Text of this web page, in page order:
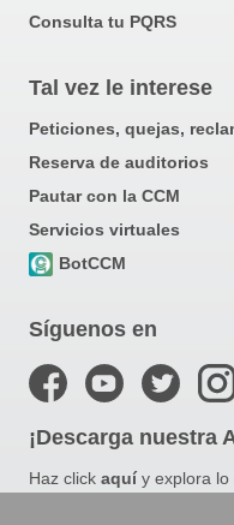
Consulta tu PQRS
Tal vez le interese
Peticiones, quejas,
Reserva de auditorios
Pautar con la CCM
Servicios virtuales
BotCCM
Síguenos en
¡Descarga nuestra
Haz click aquí y explora